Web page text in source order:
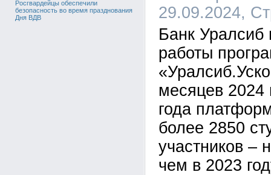
Росгвардейцы обеспечили
безопасность во время празднования
Дня ВДВ
29.09.2024,
Банк Уралсиб
работы
месяцев 2024
года
более 2850
участников –
чем в 2023